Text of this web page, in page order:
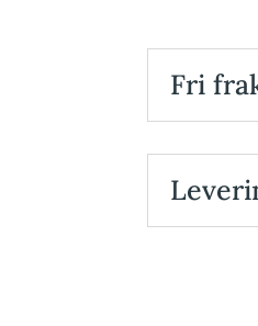
Fri